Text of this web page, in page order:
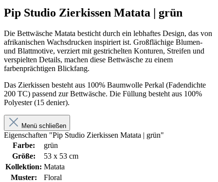
Pip Studio Zierkissen Matata | grün
Die Bettwäsche Matata besticht durch ein lebhaftes Design, das von
afrikanischen Wachsdrucken inspiriert ist. Großflächige Blumen-
und Blattmotive, verziert mit gestrichelten Konturen, Streifen und
verspielten Details, machen diese Bettwäsche zu einem
farbenprächtigen Blickfang.
Das Zierkissen besteht aus 100% Baumwolle Perkal (Fadendichte
200 TC) passend zur Bettwäsche. Die Füllung besteht aus 100%
Polyester (15 denier).
Menü schließen
Eigenschaften "Pip Studio Zierkissen Matata | grün"
Farbe:
grün
Größe:
53 x 53 cm
Kollektion: Matata
Muster:
Floral